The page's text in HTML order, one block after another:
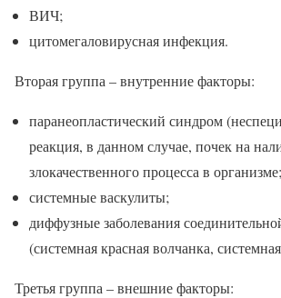
ВИЧ;
цитомегаловирусная инфекция.
Вторая группа – внутренние факторы:
паранеопластический синдром
реакция, в данном случае, почек на
злокачественного процесса в организме;
системные васкулиты;
диффузные заболевания
(системная красная волчанка,
Третья группа – внешние факторы: